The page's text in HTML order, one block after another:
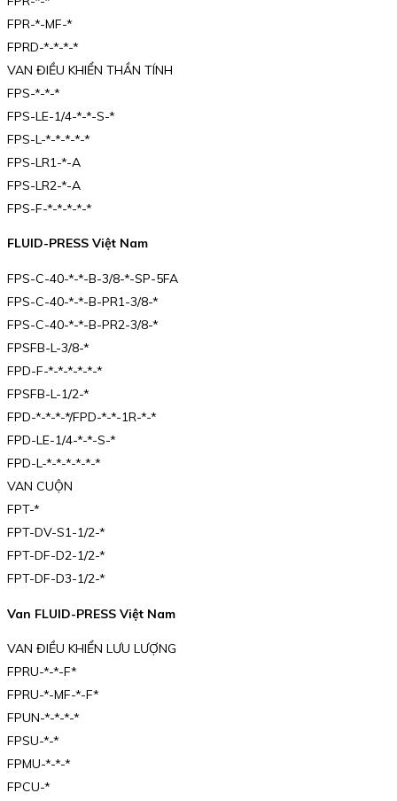
FPR-*-MF-*
FPRD-*-*-*-*
VAN ĐIỀU KHIỂN THẦN TÍNH
FPS-*-*-*
FPS-LE-1/4-*-*-S-*
FPS-L-*-*-*-*-*
FPS-LR1-*-A
FPS-LR2-*-A
FPS-F-*-*-*-*-*
FLUID-PRESS Việt Nam
FPS-C-40-*-*-B-3/8-*-SP-5FA
FPS-C-40-*-*-B-PR1-3/8-*
FPS-C-40-*-*-B-PR2-3/8-*
FPSFB-L-3/8-*
FPD-F-*-*-*-*-*-*
FPSFB-L-1/2-*
FPD-*-*-*-*/FPD-*-*-1R-*-*
FPD-LE-1/4-*-*-S-*
FPD-L-*-*-*-*-*-*
VAN CUỘN
FPT-*
FPT-DV-S1-1/2-*
FPT-DF-D2-1/2-*
FPT-DF-D3-1/2-*
Van FLUID-PRESS Việt Nam
VAN ĐIỀU KHIỂN LƯU LƯỢNG
FPRU-*-*-F*
FPRU-*-MF-*-F*
FPUN-*-*-*-*
FPSU-*-*
FPMU-*-*-*
FPCU-*